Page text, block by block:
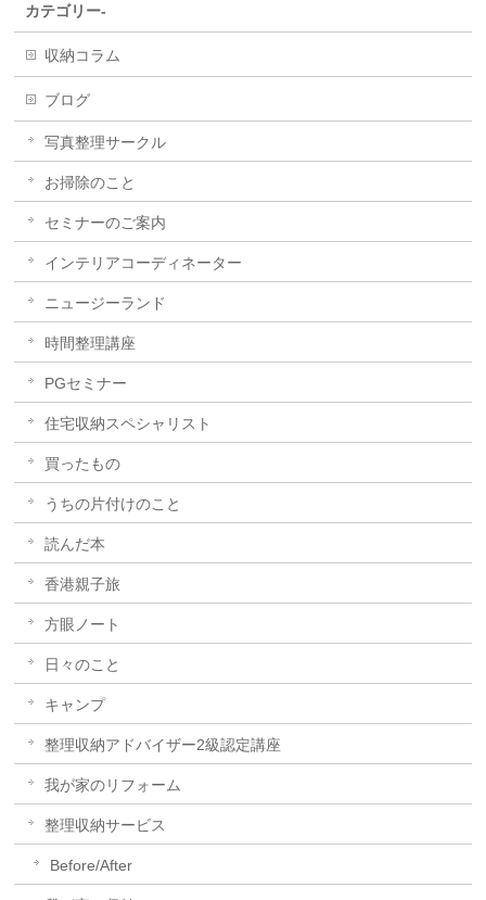
カテゴリー-
収納コラム
ブログ
写真整理サークル
お掃除のこと
セミナーのご案内
インテリアコーディネーター
ニュージーランド
時間整理講座
PGセミナー
住宅収納スペシャリスト
買ったもの
うちの片付けのこと
読んだ本
香港親子旅
方眼ノート
日々のこと
キャンプ
整理収納アドバイザー2級認定講座
我が家のリフォーム
整理収納サービス
Before/After